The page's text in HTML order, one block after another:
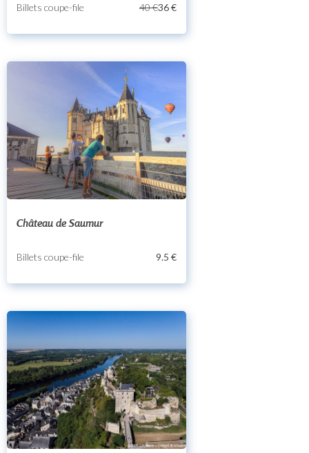
Billets coupe-file 40 €36 €
Château de Saumur
Billets coupe-file 9.5 €